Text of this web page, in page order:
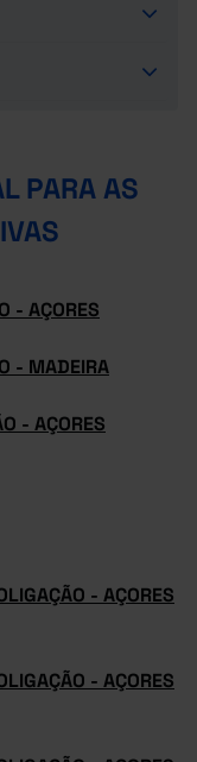
PARA AS
- AÇORES
- MADEIRA
- AÇORES
- AÇORES
- AÇORES